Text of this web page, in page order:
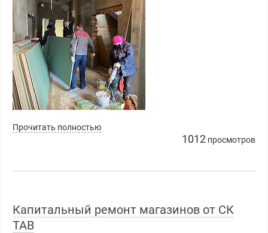
Прочитать полностью
1012 просмотров
Капитальный ремонт магазинов от СК
ТАВ